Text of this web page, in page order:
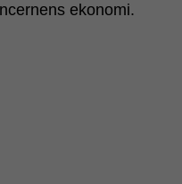
ekonomi.